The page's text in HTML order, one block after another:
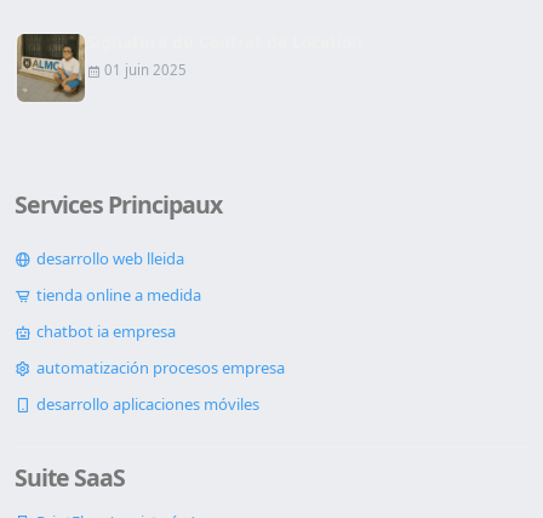
01 juin 2025
Services Principaux
desarrollo web lleida
tienda online a medida
chatbot ia empresa
automatización procesos empresa
desarrollo aplicaciones móviles
Suite SaaS